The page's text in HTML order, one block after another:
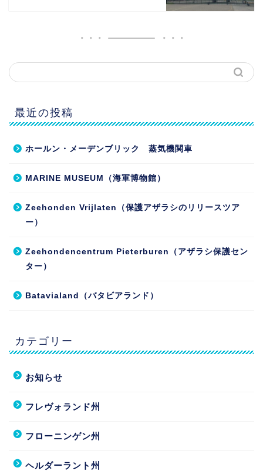
最近の投稿
ホールン・メーデンブリック 蒸気機関車
MARINE MUSEUM（海軍博物館）
Zeehonden Vrijlaten（保護アザラシのリリースツア
ー）
Zeehondencentrum Pieterburen（アザラシ保護セン
ター）
Batavialand（バタビアランド）
カテゴリー
お知らせ
フレヴォランド州
フローニンゲン州
ヘルダーラント州